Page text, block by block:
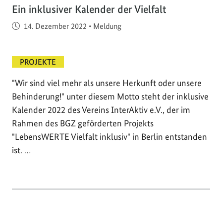
Ein inklusiver Kalender der Vielfalt
Veröffentlicht am
14. Dezember 2022 • Meldung
PROJEKTE
"Wir sind viel mehr als unsere Herkunft oder unsere
Behinderung!" unter diesem Motto steht der inklusive
Kalender 2022 des Vereins InterAktiv e.V., der im
Rahmen des BGZ geförderten Projekts
"LebensWERTE Vielfalt inklusiv" in Berlin entstanden
ist. …